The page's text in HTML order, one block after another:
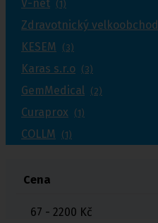
V-net (1)
Zdravotnický velkoobchod
KESEM (3)
Karas s.r.o (3)
GemMedical (2)
Curaprox (1)
COLLM (1)
Cena
67 - 2200 Kč